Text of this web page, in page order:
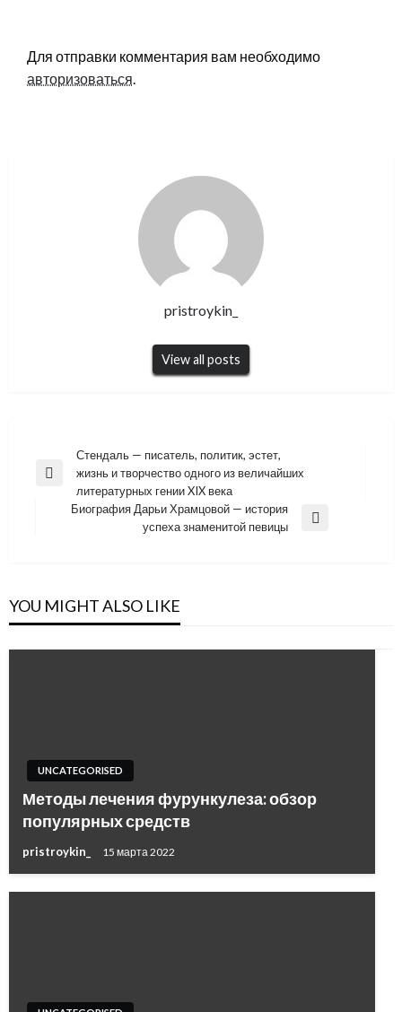
Для отправки комментария вам необходимо
авторизоваться.
pristroykin_
View all posts
Навигация
по
записям
Previous
Стендаль — писатель, политик, эстет,
жизнь и творчество одного из величайших
литературных гении XIX века
Биография Дарьи Храмцовой — история
успеха знаменитой певицы
YOU MIGHT ALSO LIKE
UNCATEGORISED
Методы лечения фурункулеза: обзор
популярных средств
pristroykin_ 15 марта 2022